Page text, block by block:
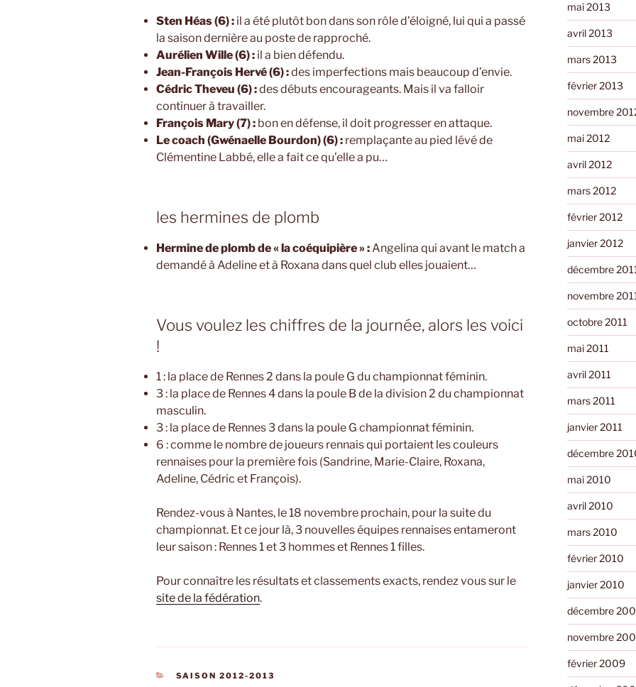
Sten Héas (6) : il a été plutôt bon dans son rôle d’éloigné, lui qui a passé
la saison dernière au poste de rapproché.
Aurélien Wille (6) : il a bien défendu.
Jean-François Hervé (6) :des imperfections mais beaucoup d’envie.
Cédric Theveu (6) :des débuts encourageants. Mais il va falloir
continuer à travailler.
François Mary (7) : bon en défense, il doit progresser en attaque.
Le coach (Gwénaelle Bourdon) (6) : remplaçante au pied lévé de
Clémentine Labbé, elle a fait ce qu’elle a pu…
les hermines de plomb
Hermine de plomb de « la coéquipière » : Angelina qui avant le match a
demandé à Adeline et à Roxana dans quel club elles jouaient…
Vous voulez les chiffres de la journée, alors les voici
!
1 : la place de Rennes 2 dans la poule G du championnat féminin.
3 : la place de Rennes 4 dans la poule B de la division 2 du championnat
masculin.
3 : la place de Rennes 3 dans la poule G championnat féminin.
6 : comme le nombre de joueurs rennais qui portaient les couleurs
rennaises pour la première fois (Sandrine, Marie-Claire, Roxana,
Adeline, Cédric et François).
Rendez-vous à Nantes, le 18 novembre prochain, pour la suite du
championnat. Et ce jour là, 3 nouvelles équipes rennaises entameront
leur saison : Rennes 1 et 3 hommes et Rennes 1 filles.
Pour connaître les résultats et classements exacts, rendez vous sur le
site de la fédération.
CATÉGORIES
SAISON 2012-2013
mai 2013
avril 2013
mars 2013
février 2013
novembre
mai 2012
avril 2012
mars 2012
février 2012
janvier 2012
décembre
novembre
octobre 2011
mai 2011
avril 2011
mars 2011
janvier 2011
décembre
mai 2010
avril 2010
mars 2010
février 2010
janvier 2010
décembre
novembre
février 2009